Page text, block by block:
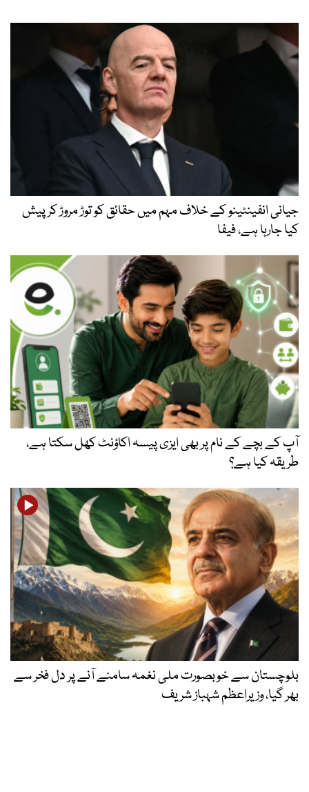
جیانی انفینٹینو کے خلاف مہم میں حقائق کو توڑ مروڑ کر پیش
کیا جارہا ہے، فیفا
آپ کے بچے کے نام پر بھی ایزی پیسہ اکاؤنٹ کھل سکتا ہے،
طریقہ کیا ہے؟
بلوچستان سے خوبصورت ملی نغمہ سامنے آنے پر دل فخر سے
بھر گیا، وزیراعظم شہباز شریف